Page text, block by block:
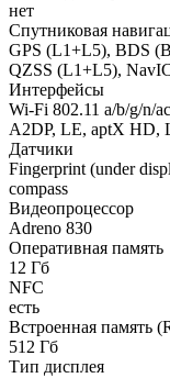
нет
Спутниковая
GPS (L1+L5), BDS
QZSS (L1+L5),
Интерфейсы
Wi-Fi 802.11 a/b/g/n/
A2DP, LE, aptX HD,
Датчики
Fingerprint (under
compass
Видеопроцессор
Adreno 830
Оперативная память
12 Гб
NFC
есть
Встроенная память
512 Гб
Тип дисплея